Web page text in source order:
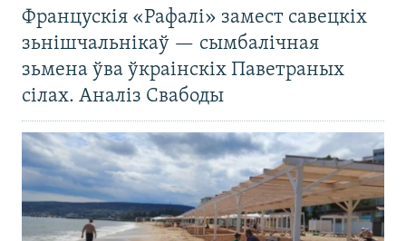
Францускія «Рафалі» замест савецкіх
зьнішчальнікаў — сымбалічная
зьмена ўва ўкраінскіх Паветраных
сілах. Аналіз Свабоды